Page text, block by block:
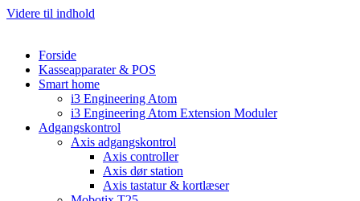
Videre til indhold
Forside
Kasseapparater & POS
Smart home
i3 Engineering Atom
i3 Engineering Atom Extension Moduler
Adgangskontrol
Axis adgangskontrol
Axis controller
Axis dør station
Axis tastatur & kortlæser